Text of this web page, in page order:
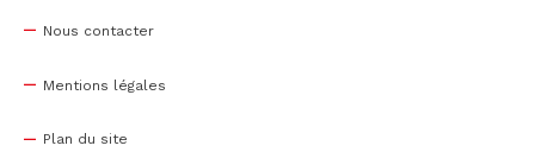
Nous contacter
Mentions légales
Plan du site